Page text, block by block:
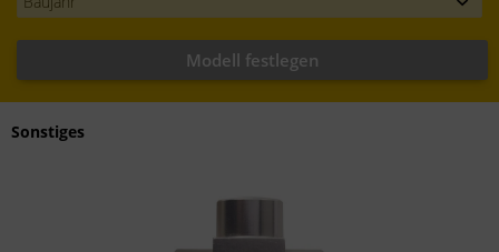
Modell festlegen
Sonstiges